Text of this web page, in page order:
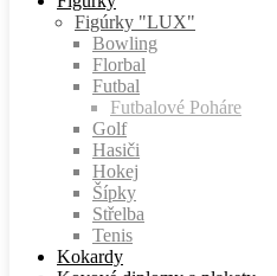
Figúrky "LUX"
Bowling
Florbal
Futbal
Futbalové Poháre
Golf
Hasiči
Hokej
Šípky
Střelba
Tenis
Kokardy